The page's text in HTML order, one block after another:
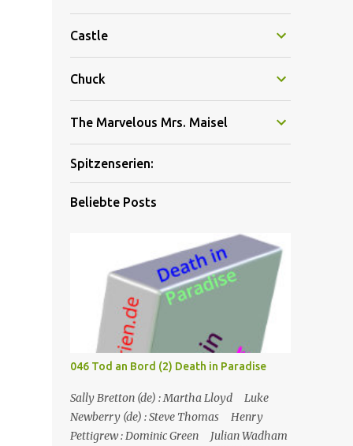
Castle
Chuck
The Marvelous Mrs. Maisel
Spitzenserien:
Beliebte Posts
046 Tod an Bord (2) Death in Paradise
Sally Bretton (de) : Martha Lloyd Luke
Newberry (de) : Steve Thomas Henry
Pettigrew : Dominic Green Julian Wadham